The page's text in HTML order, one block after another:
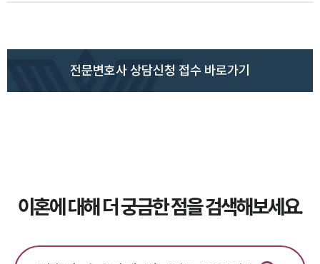
전문변호사 상담신청 접수 바로가기
이혼에 대해 더 궁금한 점을 검색해보세요.